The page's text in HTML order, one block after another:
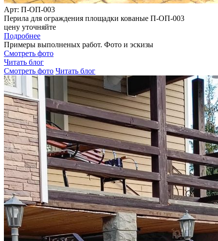
Арт: П-ОП-003
Перила для ограждения площадки кованые П-ОП-003
цену уточняйте
Подробнее
Примеры выполненых работ. Фото и эскизы
Смотреть фото
Читать блог
Смотреть фото Читать блог